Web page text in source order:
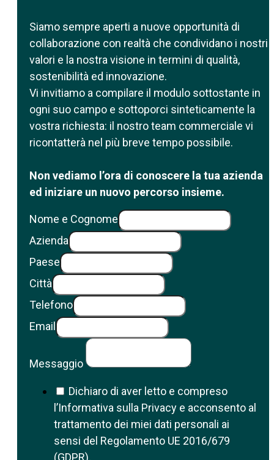
Siamo sempre aperti a nuove opportunità di
collaborazione con realtà che condividano i nostri
valori e la nostra visione in termini di qualità,
sostenibilità ed innovazione.
Vi invitiamo a compilare il modulo sottostante in
ogni suo campo e sottoporci sinteticamente la
vostra richiesta: il nostro team commerciale vi
ricontatterà nel più breve tempo possibile.
Non vediamo l’ora di conoscere la tua azienda
ed iniziare un nuovo percorso insieme.
Nome e Cognome
Azienda
Paese
Città
Telefono
Email
Messaggio
Dichiaro di aver letto e compreso
l’Informativa sulla Privacy e acconsento al
trattamento dei miei dati personali ai
sensi del Regolamento UE 2016/679
(GDPR).